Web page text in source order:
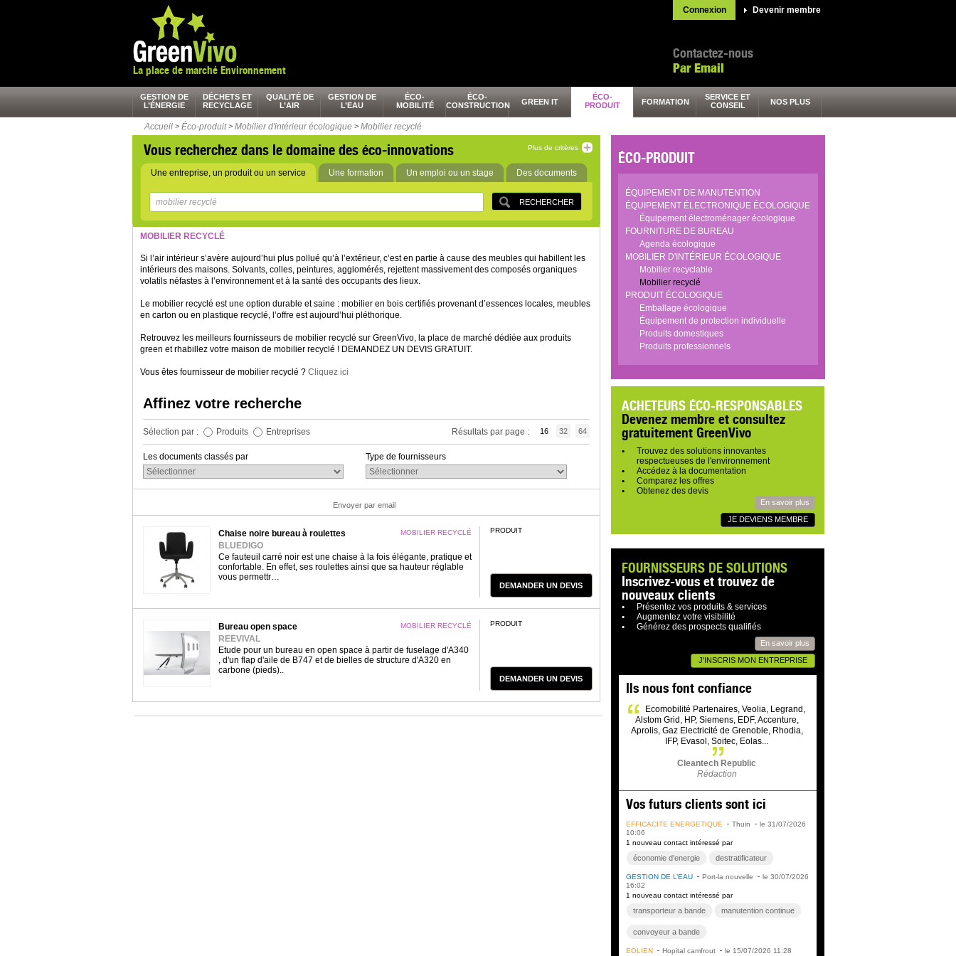
Connexion Devenir membre
Contactez-nous
Par Email
La place de marché Environnement
GESTION DE
L’ÉNERGIE
DÉCHETS ET
RECYCLAGE
QUALITÉ DE
L’AIR
GESTION DE
L’EAU
ÉCO-
MOBILITÉ
ÉCO-
CONSTRUCTION
GREEN IT
ÉCO-
PRODUIT
FORMATION
SERVICE ET
CONSEIL
NOS PLUS
Accueil > Éco-produit > Mobilier d'intérieur écologique > Mobilier recyclé
Vous recherchez dans le domaine des éco-innovations Plus de critères
Une entreprise, un produit ou un service Une formation Un emploi ou un stage Des documents
MOBILIER RECYCLÉ
Si l’air intérieur s’avère aujourd’hui plus pollué qu’à l’extérieur, c’est en partie à cause des meubles qui habillent les
intérieurs des maisons. Solvants, colles, peintures, agglomérés, rejettent massivement des composés organiques
volatils néfastes à l’environnement et à la santé des occupants des lieux.
Le mobilier recyclé est une option durable et saine : mobilier en bois certifiés provenant d’essences locales, meubles
en carton ou en plastique recyclé, l’offre est aujourd’hui pléthorique.
Retrouvez les meilleurs fournisseurs de mobilier recyclé sur GreenVivo, la place de marché dédiée aux produits
green et rhabillez votre maison de mobilier recyclé ! DEMANDEZ UN DEVIS GRATUIT.
Vous êtes fournisseur de mobilier recyclé ? Cliquez ici
Affinez votre recherche
Sélection par : Produits Entreprises Résultats par page : 16 32 64
Les documents classés par Type de fournisseurs
Envoyer par email
MOBILIER RECYCLÉ
Chaise noire bureau à roulettes
BLUEDIGO
Ce fauteuil carré noir est une chaise à la fois élégante, pratique et
confortable. En effet, ses roulettes ainsi que sa hauteur réglable
vous permettr…
PRODUIT
DEMANDER UN DEVIS
MOBILIER RECYCLÉ
Bureau open space
REEVIVAL
Etude pour un bureau en open space à partir de fuselage d'A340
, d'un flap d'aile de B747 et de bielles de structure d'A320 en
carbone (pieds)..
PRODUIT
DEMANDER UN DEVIS
ÉCO-PRODUIT
ÉQUIPEMENT DE MANUTENTION
ÉQUIPEMENT ÉLECTRONIQUE ÉCOLOGIQUE
Équipement électroménager écologique
FOURNITURE DE BUREAU
Agenda écologique
MOBILIER D'INTÉRIEUR ÉCOLOGIQUE
Mobilier recyclable
Mobilier recyclé
PRODUIT ÉCOLOGIQUE
Emballage écologique
Équipement de protection individuelle
Produits domestiques
Produits professionnels
ACHETEURS ÉCO-RESPONSABLES
Devenez membre et consultez
gratuitement GreenVivo
Trouvez des solutions innovantes
respectueuses de l'environnement
Accédez à la documentation
Comparez les offres
Obtenez des devis
En savoir plus
JE DEVIENS MEMBRE
FOURNISSEURS DE SOLUTIONS
Inscrivez-vous et trouvez de
nouveaux clients
Présentez vos produits & services
Augmentez votre visibilité
Générez des prospects qualifiés
En savoir plus
J'INSCRIS MON ENTREPRISE
Ils nous font confiance
Ecomobilité Partenaires, Veolia, Legrand,
Alstom Grid, HP, Siemens, EDF, Accenture,
Aprolis, Gaz Electricité de Grenoble, Rhodia,
IFP, Evasol, Soitec, Eolas...
Cleantech Republic
Rédaction
Vos futurs clients sont ici
EFFICACITÉ ÉNERGÉTIQUE Thuin
le 31/07/2026
10:06
1 nouveau contact intéressé par
économie d'energie destratificateur
GESTION DE L’EAU Port-la nouvelle
le 30/07/2026
16:02
1 nouveau contact intéressé par
transporteur a bande manutention continue
convoyeur a bande
transfert de charges en vrac
ÉOLIEN Hopital camfrout
le 15/07/2026 11:28